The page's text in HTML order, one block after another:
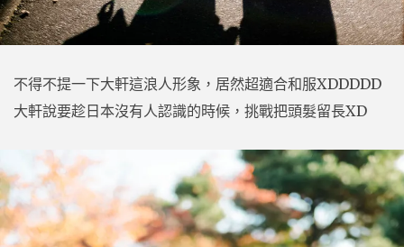
不得不提一下大軒這浪人形象，居然超適合和服XDDDDD
大軒說要趁日本沒有人認識的時候，挑戰把頭髮留長XD